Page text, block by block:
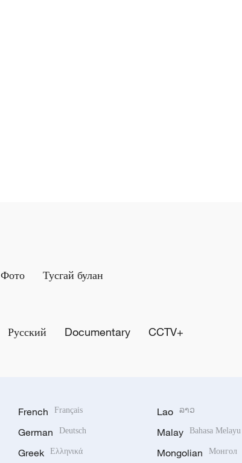
Фото Тусгай булан
Русский Documentary CCTV+
French Français
German Deutsch
Greek Ελληνικά
Lao ລາວ
Malay Bahasa Melayu
Mongolian Монгол